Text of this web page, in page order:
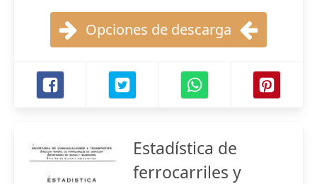
Opciones de descarga
Estadística de
ferrocarriles y